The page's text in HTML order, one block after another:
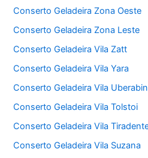
Conserto Geladeira Zona Oeste
Conserto Geladeira Zona Leste
Conserto Geladeira Vila Zatt
Conserto Geladeira Vila Yara
Conserto Geladeira Vila
Conserto Geladeira Vila Tolstoi
Conserto Geladeira Vila
Conserto Geladeira Vila Suzana